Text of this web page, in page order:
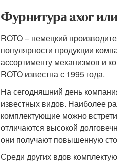
Фурнитура axor
ROTO – немецкий
популярности продукции
ассортименту механизмов и
ROTO известна с 1995 года.
На сегодняшний день
известных видов. Наиболее
комплектующие можно
отличаются высокой
они получают повышенную
Среди других вдов